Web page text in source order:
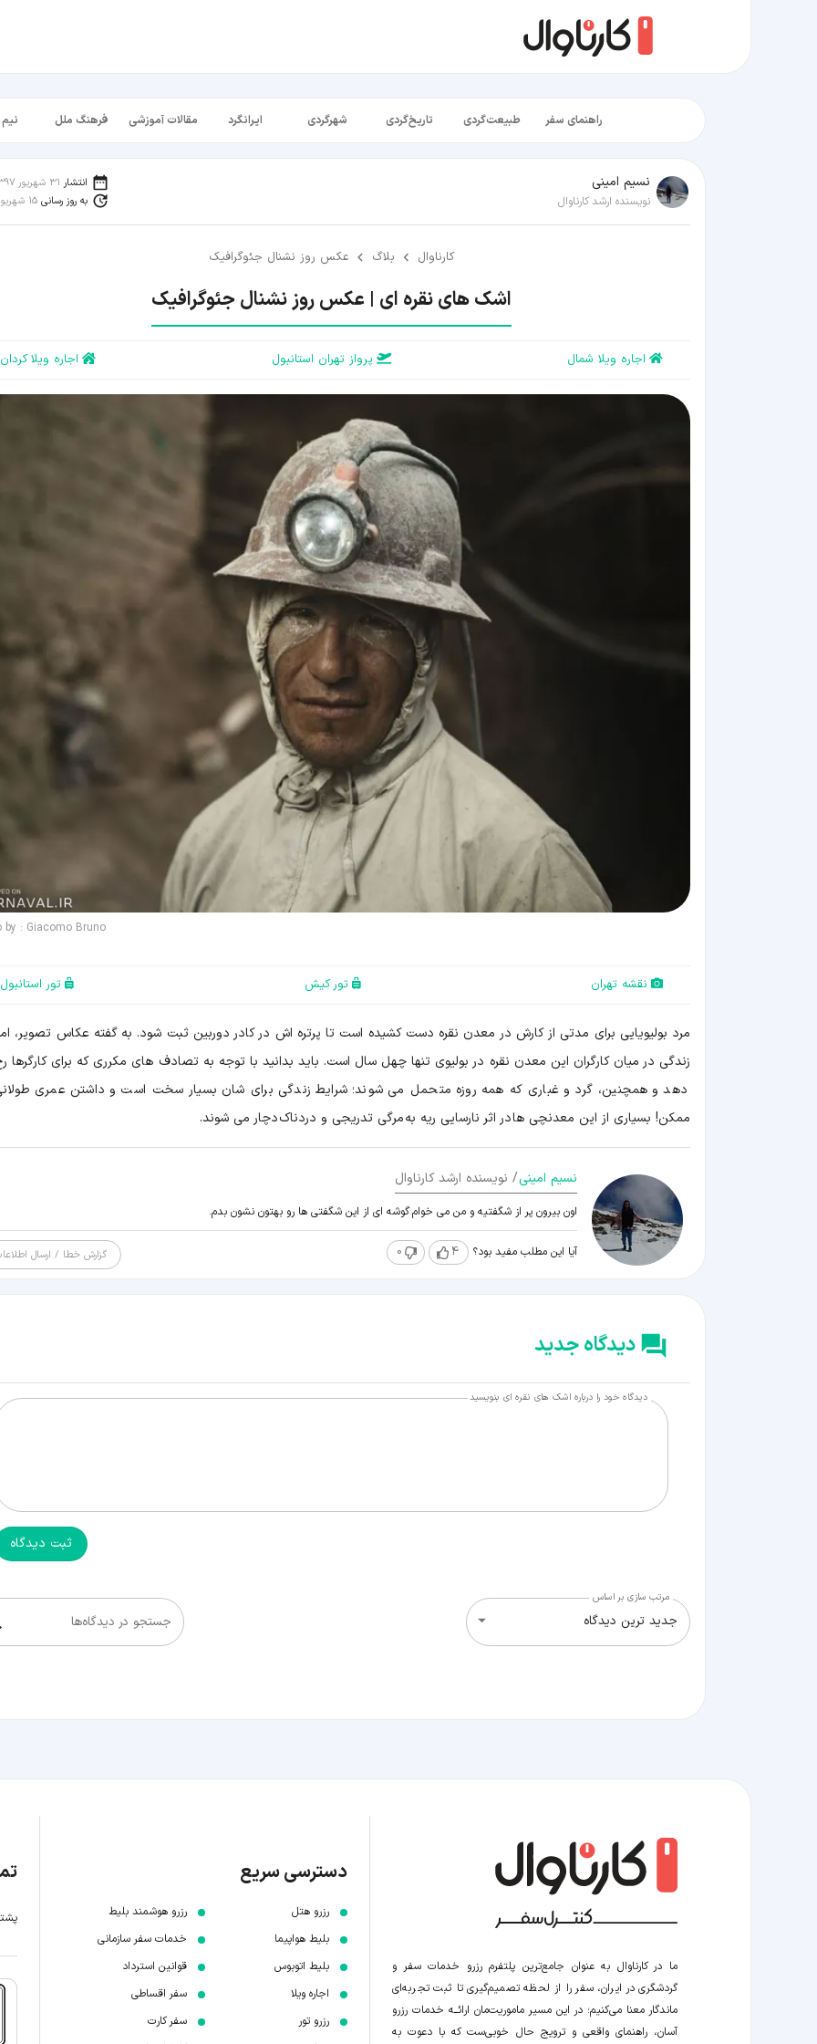
راهنمای سفر طبیعت‌گردی تاریخ‌گردی شهرگردی ایرانگرد مقالات آموزشی فرهنگ ملل
نسیم امینی
نویسنده ارشد کارناوال
انتشار 31 شهریور 1397
به روز رسانی 15 شهریور 1398
کارناوال بلاگ عکس روز نشنال جئوگرافیک
اشک های نقره ای | عکس روز نشنال جئوگرافیک
اجاره ویلا شمال پرواز تهران استانبول اجاره ویلا کردان
by : Giacomo Bruno
نقشه تهران تور کیش تور استانبول
مرد بولیویایی برای مدتی از کارش در معدن نقره دست کشیده است تا پرتره اش در کادر دوربین ثبت شود. به گفته عکاس تصویر،
زندگی در میان کارگران این معدن نقره در بولیوی تنها چهل سال است. باید بدانید با توجه به تصادف های مکرری که برای کارگرها
دهد و همچنین، گرد و غباری که همه روزه متحمل می شوند؛ شرایط زندگی برای شان بسیار سخت است و داشتن عمری
ممکن! بسیاری از این معدنچی ها در اثر نارسایی ریه به مرگی تدریجی و دردناک دچار می شوند.
نسیم امینی/ نویسنده ارشد کارناوال
اون بیرون پر از شگفتیه و من می خوام گوشه ای از این شگفتی ها رو بهتون نشون بدم.
آیا این مطلب مفید بود؟ 4
0 گزارش خطا / ارسال
دیدگاه جدید
دیدگاه خود را درباره اشک های نقره ای بنویسید
ثبت دیدگاه
جستجو در دیدگاه‌ها
مرتب سازی بر اساس
جدید ترین دیدگاه
ما در کارناوال به عنوان جامع‌ترین پلتفرم رزرو خدمات سفر و
گردشگری در ایران، سفر را از لحظه‌ تصمیم‌گیری تا ثبت تجربه‌ای
ماندگار معنا می‌کنیم؛ در این مسیر‍ ماموریت‌مان اراﺋــﻪ خدمات رزرو
آسان، راهنمای واقعی و ترویج حال خوبی‌ست که با دعوت به
دسترسی سریع
رزرو هتل
بلیط هواپیما
بلیط اتوبوس
اجاره ویلا
رزرو تور
رزرو هوشمند بلیط
خدمات سفر سازمانی
قوانین استرداد
سفر اقساطی
سفر کارت
پشتیبانی